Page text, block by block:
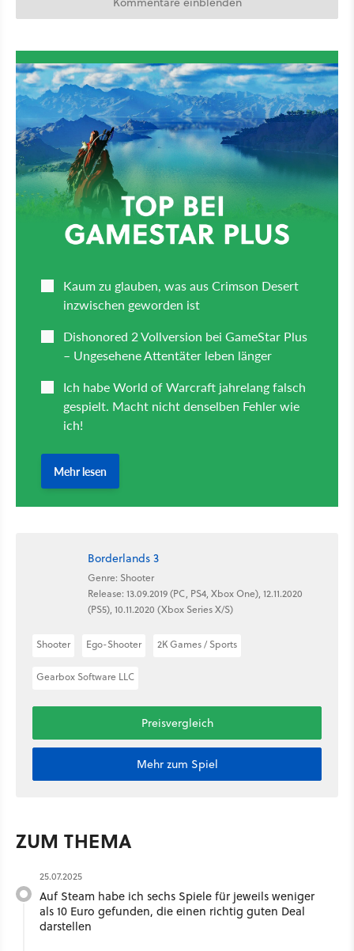
Borderlands 3
Genre: Shooter
Release: 13.09.2019 (PC, PS4, Xbox One), 12.11.2020
(PS5), 10.11.2020 (Xbox Series X/S)
Shooter Ego-Shooter 2K Games / Sports
Gearbox Software LLC
Preisvergleich
Mehr zum Spiel
ZUM THEMA
25.07.2025
Auf Steam habe ich sechs Spiele für jeweils weniger
als 10 Euro gefunden, die einen richtig guten Deal
darstellen